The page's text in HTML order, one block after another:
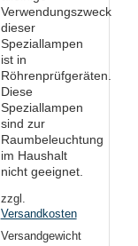
Verwendungszweck
dieser
Speziallampen
ist in
Röhrenprüfgeräten.
Diese
Speziallampen
sind zur
Raumbeleuchtung
im Haushalt
nicht geeignet.
zzgl.
Versandkosten
Versandgewicht